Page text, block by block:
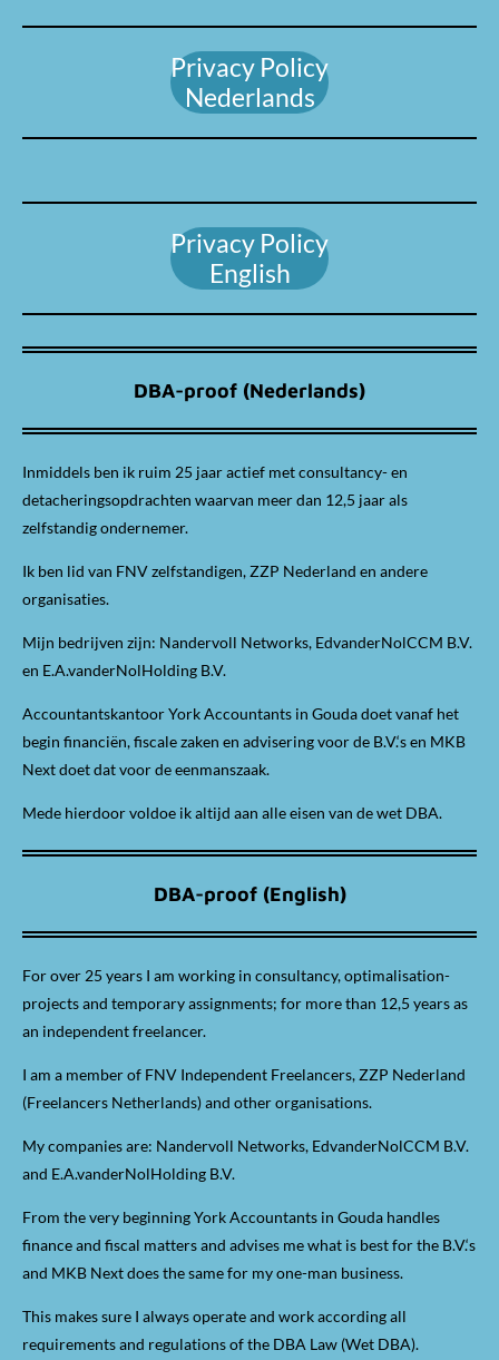
Privacy Policy
Nederlands
Privacy Policy
English
DBA-proof (Nederlands)
Inmiddels ben ik ruim 25 jaar actief met consultancy- en
detacheringsopdrachten waarvan meer dan 12,5 jaar als
zelfstandig ondernemer.
Ik ben lid van FNV zelfstandigen, ZZP Nederland en andere
organisaties.
Mijn bedrijven zijn: Nandervoll Networks, EdvanderNolCCM B.V.
en E.A.vanderNolHolding B.V.
Accountantskantoor York Accountants in Gouda doet vanaf het
begin financiën, fiscale zaken en advisering voor de B.V.‘s en MKB
Next doet dat voor de eenmanszaak.
Mede hierdoor voldoe ik altijd aan alle eisen van de wet DBA.
DBA-proof (English)
For over 25 years I am working in consultancy, optimalisation-
projects and temporary assignments; for more than 12,5 years as
an independent freelancer.
I am a member of FNV Independent Freelancers, ZZP Nederland
(Freelancers Netherlands) and other organisations.
My companies are: Nandervoll Networks, EdvanderNolCCM B.V.
and E.A.vanderNolHolding B.V.
From the very beginning York Accountants in Gouda handles
finance and fiscal matters and advises me what is best for the B.V.‘s
and MKB Next does the same for my one-man business.
This makes sure I always operate and work according all
requirements and regulations of the DBA Law (Wet DBA).